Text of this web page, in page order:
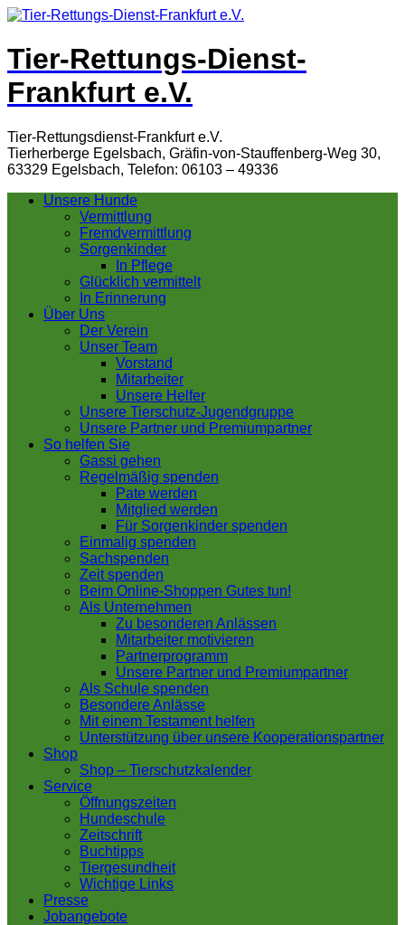
Tier-Rettungs-Dienst-
Frankfurt e.V.
Tier-Rettungsdienst-Frankfurt e.V.
Tierherberge Egelsbach, Gräfin-von-Stauffenberg-Weg 30,
63329 Egelsbach, Telefon: 06103 – 49336
Unsere Hunde
Vermittlung
Fremdvermittlung
Sorgenkinder
In Pflege
Glücklich vermittelt
In Erinnerung
Über Uns
Der Verein
Unser Team
Vorstand
Mitarbeiter
Unsere Helfer
Unsere Tierschutz-Jugendgruppe
Unsere Partner und Premiumpartner
So helfen Sie
Gassi gehen
Regelmäßig spenden
Pate werden
Mitglied werden
Für Sorgenkinder spenden
Einmalig spenden
Sachspenden
Zeit spenden
Beim Online-Shoppen Gutes tun!
Als Unternehmen
Zu besonderen Anlässen
Mitarbeiter motivieren
Partnerprogramm
Unsere Partner und Premiumpartner
Als Schule spenden
Besondere Anlässe
Mit einem Testament helfen
Unterstützung über unsere Kooperationspartner
Shop
Shop – Tierschutzkalender
Service
Öffnungszeiten
Hundeschule
Zeitschrift
Buchtipps
Tiergesundheit
Wichtige Links
Presse
Jobangebote